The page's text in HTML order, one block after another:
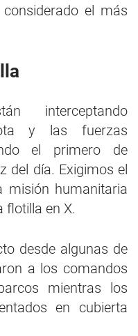
considerado el más
interceptando
y las fuerzas
el primero de
del día. Exigimos el
misión humanitaria
flotilla en X.
desde algunas de
a los comandos
mientras los
en cubierta